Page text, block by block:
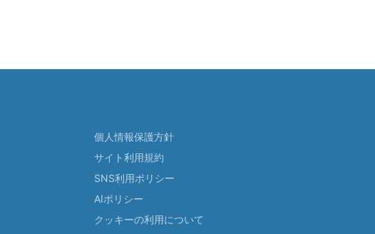
個人情報保護方針
サイト利用規約
SNS利用ポリシー
AIポリシー
クッキーの利用について